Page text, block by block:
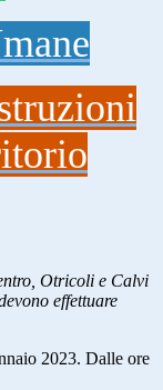
Otricoli e Calvi
effettuare
2023. Dalle ore